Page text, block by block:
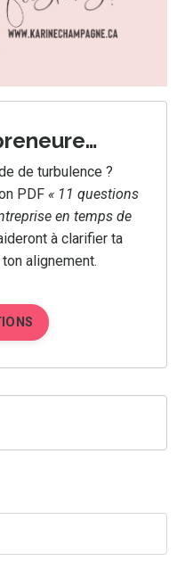
de turbulence ?
PDF « 11 questions
en temps de
à clarifier ta
alignement.